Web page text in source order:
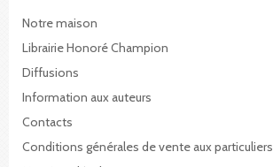
Notre maison
Librairie Honoré Champion
Diffusions
Information aux auteurs
Contacts
Conditions générales de vente aux particuliers